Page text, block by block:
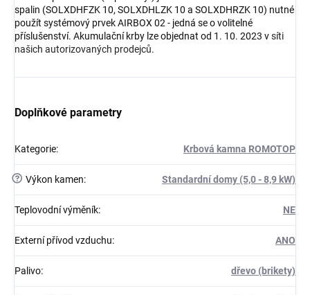
spalin (SOLXDHFZK 10, SOLXDHLZK 10 a SOLXDHRZK 10) nutné
použít systémový prvek AIRBOX 02 - jedná se o volitelné
příslušenství. Akumulační krby lze objednat od 1. 10. 2023 vsíti
našich autorizovaných prodejců.
Doplňkové parametry
Kategorie: Krbová kamna ROMOTOP
? Výkon kamen: Standardní domy (5,0 - 8,9 kW)
Teplovodní výměník: NE
Externí přívod vzduchu: ANO
Palivo: dřevo (brikety)